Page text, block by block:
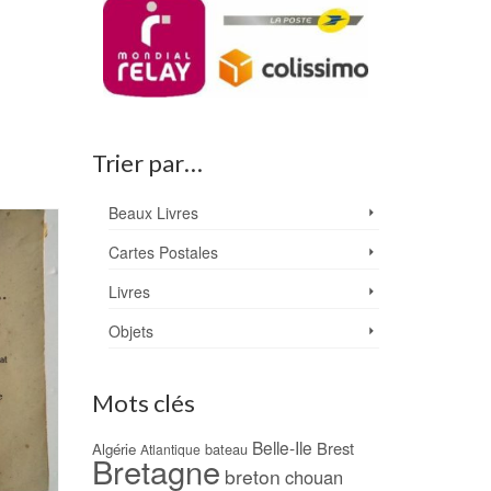
Trier par…
Beaux Livres
Cartes Postales
Livres
Objets
Mots clés
Algérie Atlantique bateau Belle-Ile Brest
Bretagne breton chouan